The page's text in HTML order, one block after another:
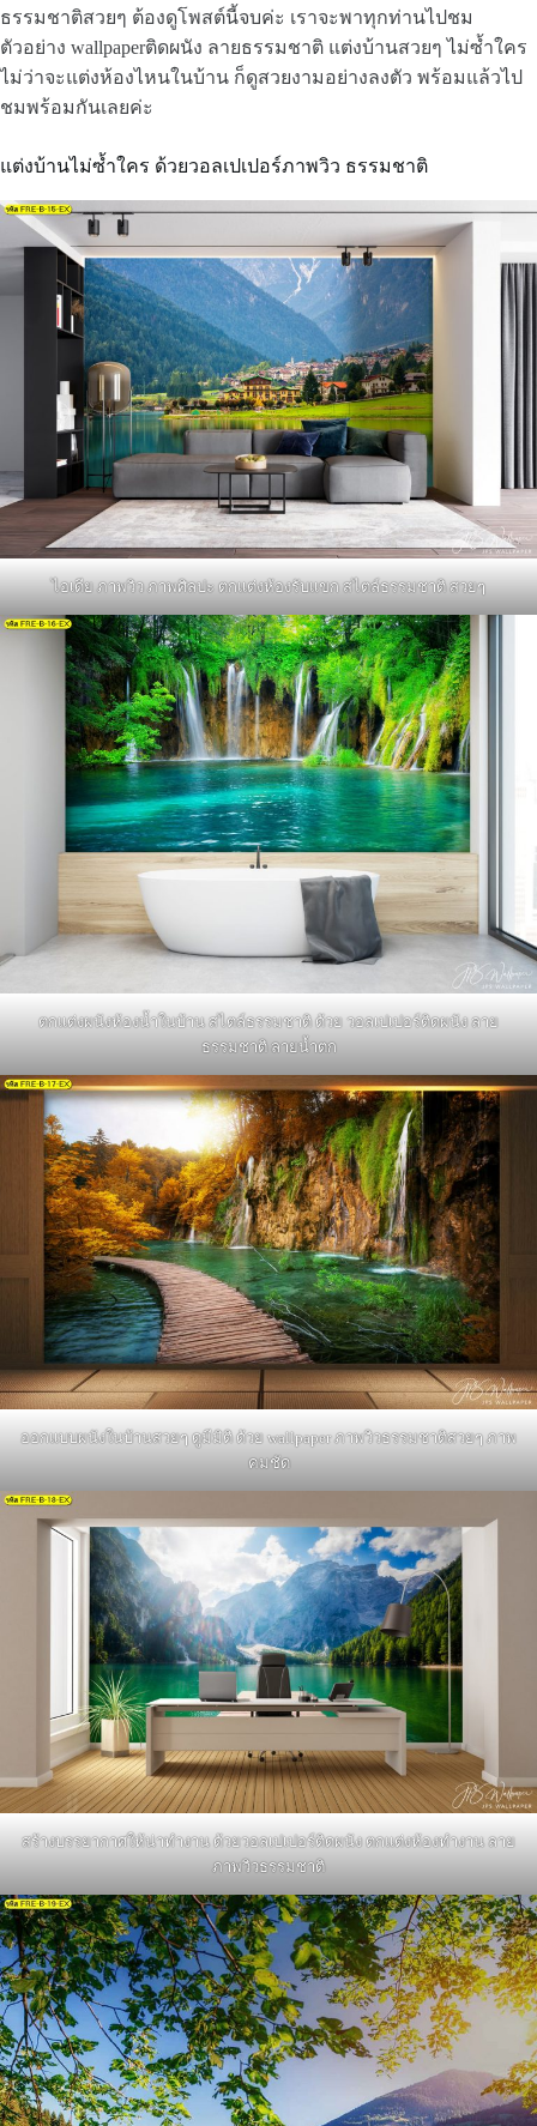
ธรรมชาติสวยๆ ต้องดูโพสต์นี้จบค่ะ เราจะพาทุกท่านไปชม
ตัวอย่าง wallpaperติดผนัง ลายธรรมชาติ แต่งบ้านสวยๆ ไม่ซ้ำใคร
ไม่ว่าจะแต่งห้องไหนในบ้าน ก็ดูสวยงามอย่างลงตัว พร้อมแล้วไป
ชมพร้อมกันเลยค่ะ
แต่งบ้านไม่ซ้ำใคร ด้วยวอลเปเปอร์ภาพวิว ธรรมชาติ
ไอเดีย ภาพวิว ภาพศิลปะ ตกแต่งห้องรับแขก สไตล์ธรรมชาติ สวยๆ
ตกแต่งผนังห้องน้ำในบ้าน สไตล์ธรรมชาติ ด้วย วอลเปเปอร์ติดผนัง ลาย
ธรรมชาติ ลายน้ำตก
ออกแบบผนังในบ้านสวยๆ ดูมีมิติ ด้วย wallpaper ภาพวิวธรรมชาติสวยๆ ภาพ
คมชัด
สร้างบรรยากาศให้น่าทำงาน ด้วยวอลเปเปอร์ติดผนัง ตกแต่งห้องทำงาน ลาย
ภาพวิวธรรมชาติ